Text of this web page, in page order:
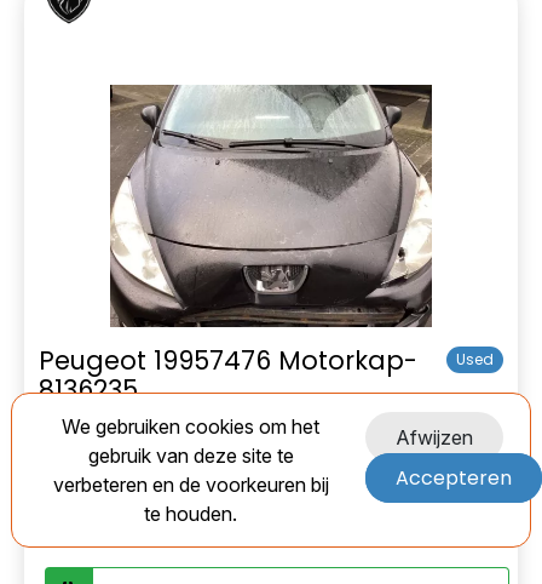
Peugeot 19957476 Motorkap-
8136235
Used
EAN:
Marge
€ 75,00
We gebruiken cookies om het
gebruik van deze site te
verbeteren en de voorkeuren bij
te houden.
Afwijzen
Accepteren